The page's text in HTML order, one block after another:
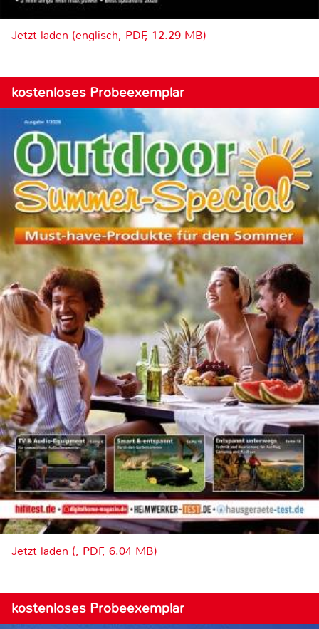
Jetzt laden (englisch, PDF, 12.29 MB)
kostenloses Probeexemplar
Jetzt laden (, PDF, 6.04 MB)
kostenloses Probeexemplar